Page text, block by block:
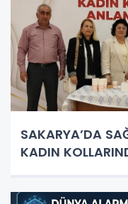
SAKARYA’DA
KADIN